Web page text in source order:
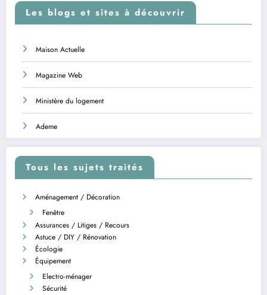
Les blogs et sites à découvrir
Maison Actuelle
Magazine Web
Ministère du logement
Ademe
Tous les sujets traités
Aménagement / Décoration
Fenêtre
Assurances / Litiges / Recours
Astuce / DIY / Rénovation
Écologie
Équipement
Electro-ménager
Sécurité